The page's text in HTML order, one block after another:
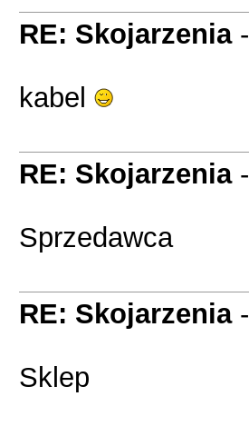
RE: Skojarzenia-
kabel
RE: Skojarzenia-
Sprzedawca
RE: Skojarzenia-
Sklep